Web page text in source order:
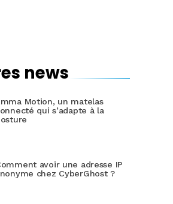
news
Motion, un matelas
qui s’adapte à la
avoir une adresse IP
chez CyberGhost ?